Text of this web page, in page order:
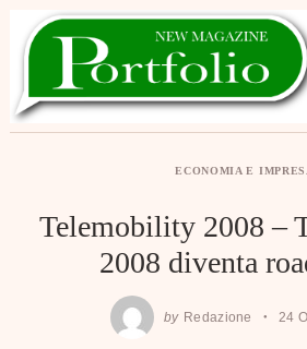
ECONOMIA E
Telemobility 2008 –
2008 diventa
by Redazione 24